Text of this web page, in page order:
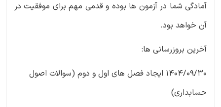
آمادگی شما در آزمون ها بوده و قدمی مهم برای موفقیت در
آن خواهد بود.
آخرین بروزرسانی ها:
1404/09/30 ایجاد فصل های اول و دوم (سوالات اصول
حسابداری)